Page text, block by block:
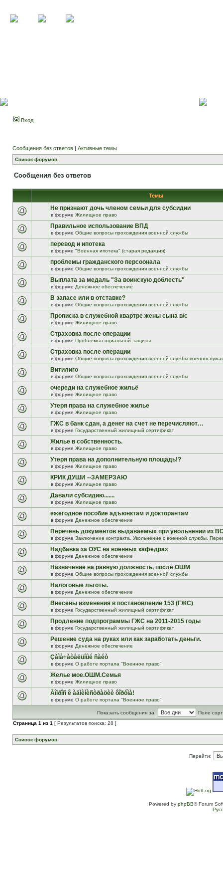
Вход
Сообщения без ответов | Активные темы
Список форумов
Сообщения без ответов
Темы
Не признают дочь членом семьи для субсидии
в форуме Жилищное право
Правильное использование ВПД
в форуме Общие вопросы прохождения военной службы
перевод и ипотека
в форуме "Военная ипотека" (старая редакция)
проблемы гражданского персоонала
в форуме Общие вопросы прохождения военной службы
Выплата за медаль "За воинскую доблесть"
в форуме Денежное обеспечение
В запасе или в отставке?
в форуме Общие вопросы прохождения военной службы
Прописка в служебной квартре жены сына в/с
в форуме Жилищное право
Страховка после операции
в форуме Проблемы социальной защиты
Страховка после операции
в форуме Общие вопросы прохождения военной службы
Витилиго
в форуме Общие вопросы прохождения военной службы
очереди на служебное жильё
в форуме Жилищное право
Утеря права на служебное жилье
в форуме Жилищное право
ГЖС в банк сдан, а денег на счет не перечисляют…
в форуме Государственный жилищный сертификат
Жилье в собственность.
в форуме Жилищное право
Утеря права на дополнительную площадь!?
в форуме Жилищное право
КРИК ДУШИ --ЗАМЕРЗАЮ
в форуме Жилищное право
Давали субсидию.......
в форуме Жилищное право
ежегодное пособие адъюнктам и докторантам
в форуме Денежное обеспечение
Перечень документов выдаваемых при увольнении из
в форуме Заключение контракта. Увольнение с военной службы.
Надбавка за ОУС на военных кафедрах
в форуме Денежное обеспечение
Назначение на равную должность, после ОШМ
в форуме Общие вопросы прохождения военной службы
Налоговые льготы.
в форуме Денежное обеспечение
Внесены изменения в постановление 153 (ГЖС)
в форуме Государственный жилищный сертификат
Продление подпрограммы ГЖС на 2011-2015 годы
в форуме Государственный жилищный сертификат
Решение суда на руках или как заработать деньги.
в форуме Денежное обеспечение
Çàìå÷àòåëüíûé ñàéò
в форуме О работе портала "Военное право"
Желье мое.ОШМ.Семья
в форуме Жилищное право
Âîïðîñ ê àäìèíèñòðàöèè ôîðóìà!
в форуме О работе портала "Военное право"
Показать сообщения за:
Поле
Страница 1 из 1 [ Результатов поиска: 28 ]
Список форумов
Перейти:
Powered by phpBB® Forum